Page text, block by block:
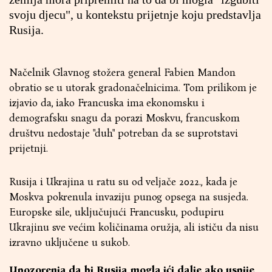
svoju djecu", u kontekstu prijetnje koju predstavlja
Rusija.
Načelnik Glavnog stožera general Fabien Mandon
obratio se u utorak gradonačelnicima. Tom prilikom je
izjavio da, iako Francuska ima ekonomsku i
demografsku snagu da porazi Moskvu, francuskom
društvu nedostaje "duh" potreban da se suprotstavi
prijetnji.
Rusija i Ukrajina u ratu su od veljače 2022., kada je
Moskva pokrenula invaziju punog opsega na susjeda.
Europske sile, uključujući Francusku, podupiru
Ukrajinu sve većim količinama oružja, ali ističu da nisu
izravno uključene u sukob.